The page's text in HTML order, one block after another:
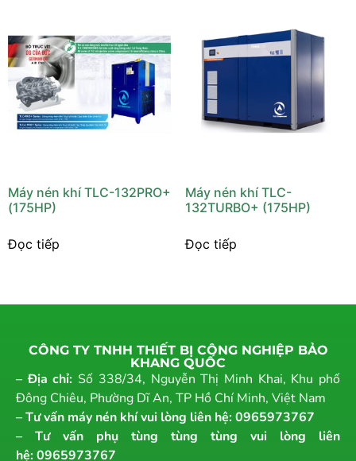
Máy nén khí TLC-132PRO+
(175HP)
Đọc tiếp
Máy nén khí TLC-
132TURBO+ (175HP)
Đọc tiếp
CÔNG TY TNHH THIẾT BỊ CÔNG NGHIỆP BẢO
KHANG QUỐC
– Địa chỉ: Số 338/34, Nguyễn Thị Minh Khai, Khu phố
Đông Chiêu, Phường Dĩ An, TP Hồ Chí Minh, Việt Nam
– Tư vấn máy nén khí vui lòng liên hệ:0965973767
– Tư vấn phụ tùng tùng tùng vui lòng liên
hệ:0965973767